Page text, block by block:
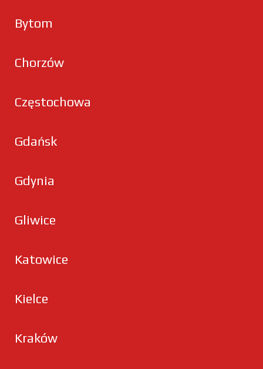
Bytom
Chorzów
Częstochowa
Gdańsk
Gdynia
Gliwice
Katowice
Kielce
Kraków